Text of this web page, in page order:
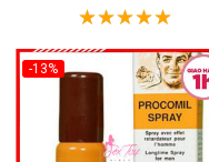
-13%